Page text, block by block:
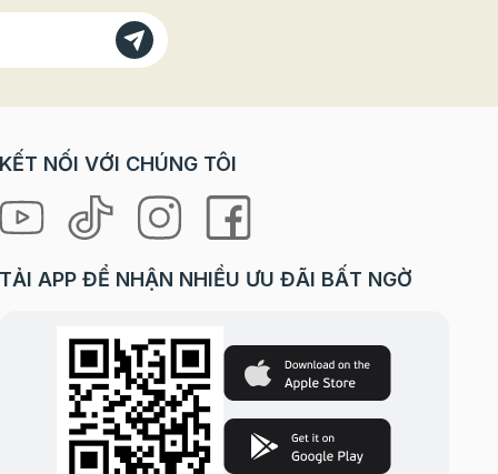
NỐI VỚI CHÚNG TÔI
APP ĐỂ NHẬN NHIỀU ƯU ĐÃI BẤT NGỜ